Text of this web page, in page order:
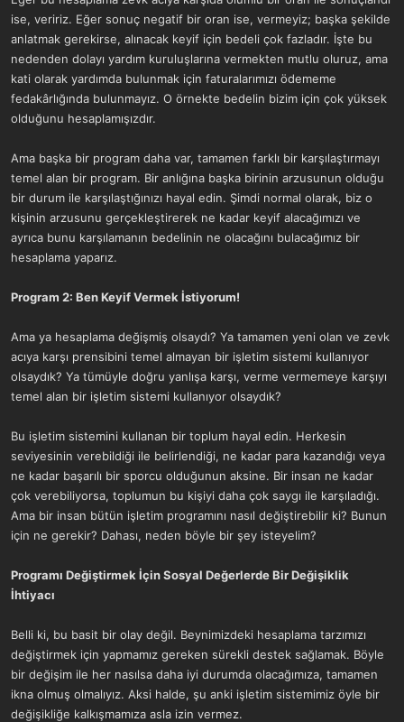
ise, veririz. Eğer sonuç negatif bir oran ise, vermeyiz; başka şekilde
anlatmak gerekirse, alınacak keyif için bedeli çok fazladır. İşte bu
nedenden dolayı yardım kuruluşlarına vermekten mutlu oluruz, ama
kati olarak yardımda bulunmak için faturalarımızı ödememe
fedakârlığında bulunmayız. O örnekte bedelin bizim için çok yüksek
olduğunu hesaplamışızdır.
Ama başka bir program daha var, tamamen farklı bir karşılaştırmayı
temel alan bir program. Bir anlığına başka birinin arzusunun olduğu
bir durum ile karşılaştığınızı hayal edin. Şimdi normal olarak, biz o
kişinin arzusunu gerçekleştirerek ne kadar keyif alacağımızı ve
ayrıca bunu karşılamanın bedelinin ne olacağını bulacağımız bir
hesaplama yaparız.
Program 2: Ben Keyif Vermek İstiyorum!
Ama ya hesaplama değişmiş olsaydı? Ya tamamen yeni olan ve zevk
acıya karşı prensibini temel almayan bir işletim sistemi kullanıyor
olsaydık? Ya tümüyle doğru yanlışa karşı, verme vermemeye karşıyı
temel alan bir işletim sistemi kullanıyor olsaydık?
Bu işletim sistemini kullanan bir toplum hayal edin. Herkesin
seviyesinin verebildiği ile belirlendiği, ne kadar para kazandığı veya
ne kadar başarılı bir sporcu olduğunun aksine. Bir insan ne kadar
çok verebiliyorsa, toplumun bu kişiyi daha çok saygı ile karşıladığı.
Ama bir insan bütün işletim programını nasıl değiştirebilir ki? Bunun
için ne gerekir? Dahası, neden böyle bir şey isteyelim?
Programı Değiştirmek İçin Sosyal Değerlerde Bir Değişiklik
İhtiyacı
Belli ki, bu basit bir olay değil. Beynimizdeki hesaplama tarzımızı
değiştirmek için yapmamız gereken sürekli destek sağlamak. Böyle
bir değişim ile her nasılsa daha iyi durumda olacağımıza, tamamen
ikna olmuş olmalıyız. Aksi halde, şu anki işletim sistemimiz öyle bir
değişikliğe kalkışmamıza asla izin vermez.